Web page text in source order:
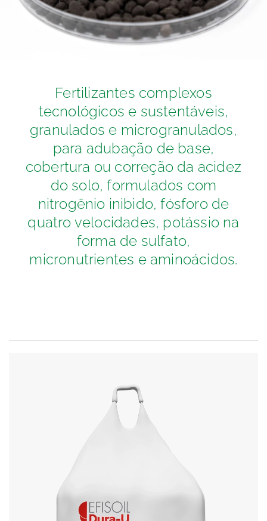
Fertilizantes complexos
tecnológicos e sustentáveis,
granulados e microgranulados,
para adubação de base,
cobertura ou correção da acidez
do solo, formulados com
nitrogênio inibido, fósforo de
quatro velocidades, potássio na
forma de sulfato,
micronutrientes e aminoácidos.